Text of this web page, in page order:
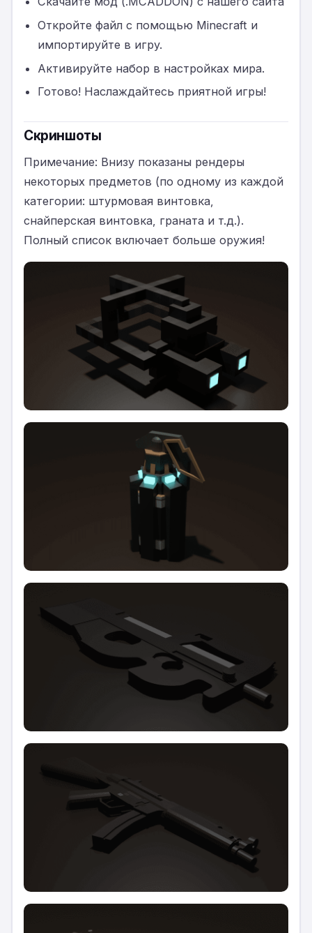
Откройте файл с помощью Minecraft и
импортируйте в игру.
Активируйте набор в настройках мира.
Готово! Наслаждайтесь приятной игры!
Скриншоты
Примечание: Внизу показаны рендеры
некоторых предметов (по одному из каждой
категории: штурмовая винтовка,
снайперская винтовка, граната и т.д.).
Полный список включает больше оружия!